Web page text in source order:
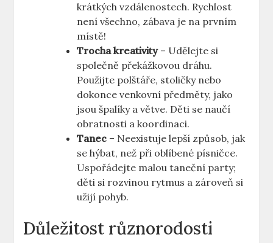
krátkých vzdálenostech. Rychlost
není všechno, zábava je na prvním
místě!
Trocha kreativity– Udělejte si
společně překážkovou dráhu.
Použijte polštáře, stoličky nebo
dokonce venkovní předměty, jako
jsou špalíky a větve. Děti se naučí
obratnosti a koordinaci.
Tanec – Neexistuje lepší způsob, jak
se hýbat, než při oblíbené písničce.
Uspořádejte malou taneční party;
děti si rozvinou rytmus a zároveň si
užijí pohyb.
Důležitost různorodosti